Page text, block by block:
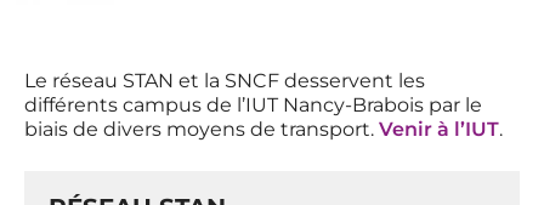
Le réseau STAN et la SNCF desservent les
différents campus de l’IUT Nancy-Brabois par le
biais de divers moyens de transport. Venir à l’IUT.